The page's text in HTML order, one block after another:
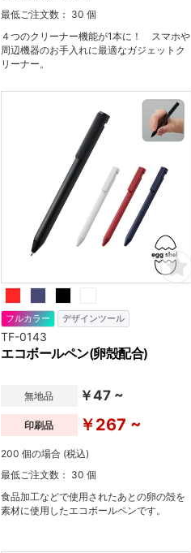
最低ご注文数： 30 個
４つのクリーナー機能が1本に！ スマホや
周辺機器のお手入れに最適なガジェットク
リーナー。
フルカラー デザインツール
TF-0143
エコボールペン(卵殻配合)
無地品 ￥47 ~
印刷品 ￥267 ~
200 個の場合 (税込)
最低ご注文数： 30 個
食品加工などで使用されたあとの卵の殻を
素材に使用したエコボールペンです。